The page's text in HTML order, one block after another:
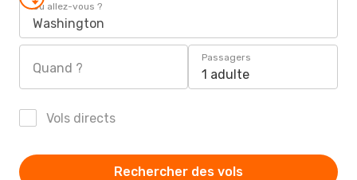
Où allez-vous ?
Washington
Quand ?
Passagers
1 adulte
Vols directs
Rechercher des vols